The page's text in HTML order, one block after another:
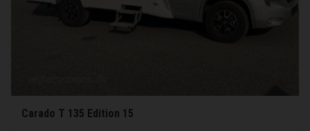
Carado T 135 Edition 15